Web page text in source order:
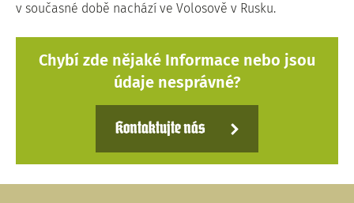
v současné době nachází ve Volosově v Rusku.
Chybí zde nějaké Informace nebo jsou
údaje nesprávné?
Kontaktujte nás